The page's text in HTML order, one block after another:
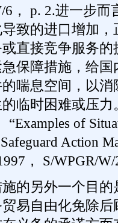
6， p. 2.进一步
致的进口增加
直接竞争服务
保障措施，给
喘息空间，以
临时困难或压力
“Examples of
Action
， S/WPGR/
另外一个目的
易自由化免除